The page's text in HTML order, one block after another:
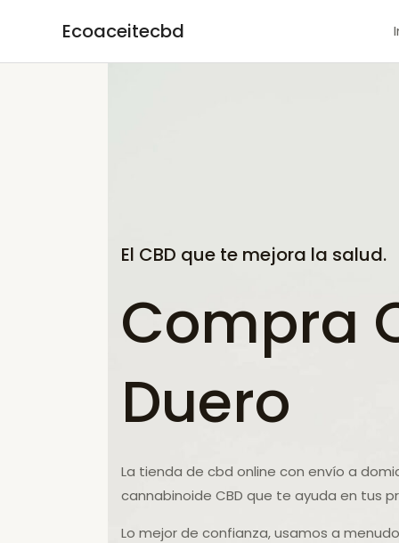
contenido
Ecoaceitecbd
El CBD que te mejora la salud.
Compra
Duero
La tienda de cbd online con envío a
cannabinoide CBD que te ayuda en tus
Lo mejor de confianza, usamos a